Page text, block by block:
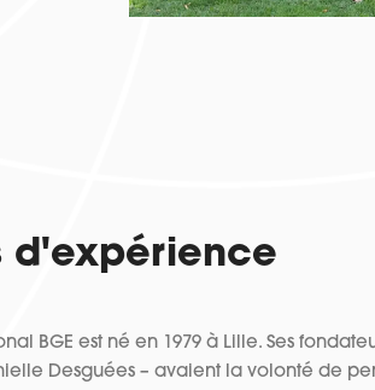
d'expérience
BGE est né en 1979 à Lille. Ses
Desguées – avaient la volonté de